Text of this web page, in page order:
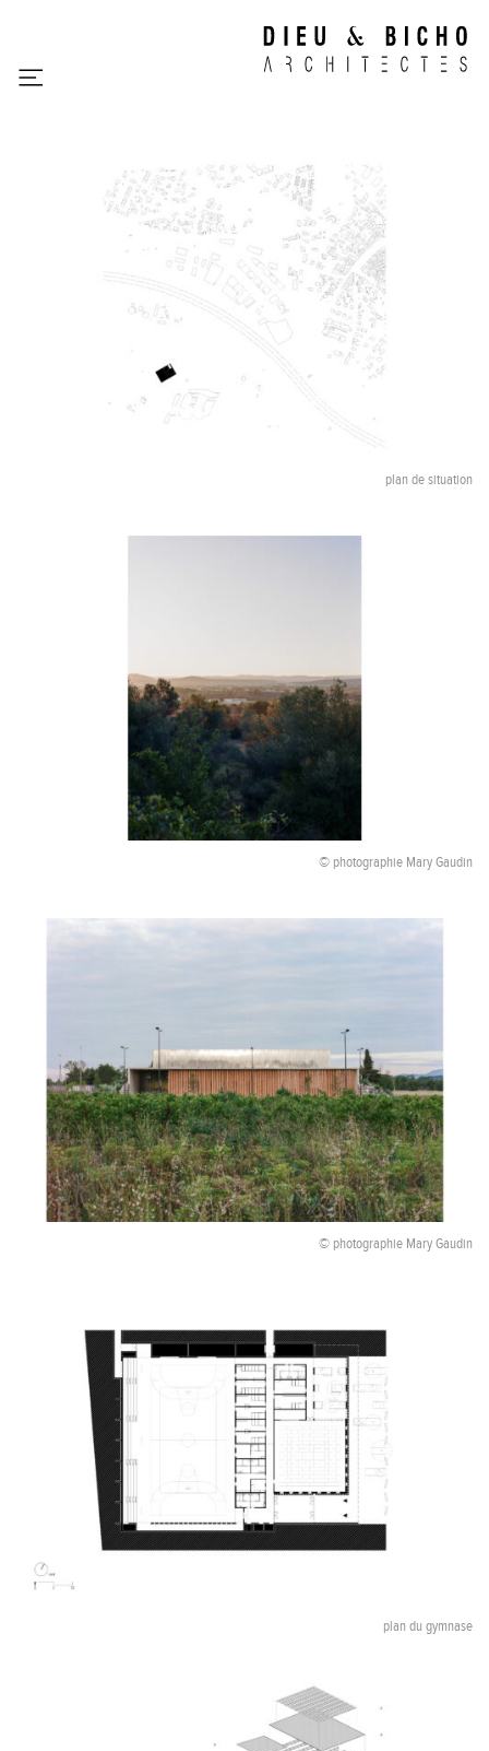
Une approche contextuelle
Centre de loisirs, Plan d’Orgon
Résidence Sociale Bellevue, Le Crès
Pavillon communal, Saint-Guilhem-le-Désert
Salle Polyvalente, Venasque
Halle des sports Gilles Fermaud, Gignac
Maison Cactus, Montpellier
Maison Discrète, Aniane
Domaine des Aphyllantes, Rodilhan
Réhabilitation et extension de l’hôtel de ville, Fabrègues
Maison Départementale des Solidarités, Gignac
plan de situation
© photographie Mary Gaudin
© photographie Mary Gaudin
plan du gymnase